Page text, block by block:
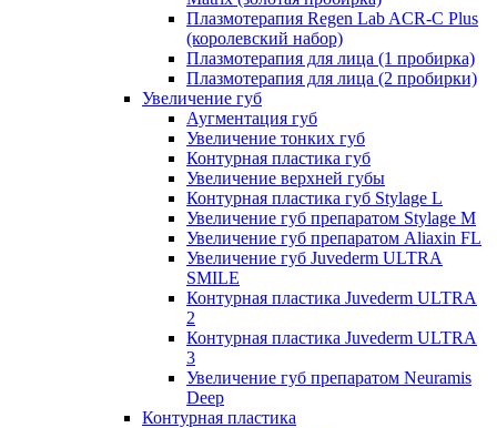
Плазмотерапия Regen Lab ACR-C Plus
(королевский набор)
Плазмотерапия для лица (1 пробирка)
Плазмотерапия для лица (2 пробирки)
Увеличение губ
Аугментация губ
Увеличение тонких губ
Контурная пластика губ
Увеличение верхней губы
Контурная пластика губ Stylage L
Увеличение губ препаратом Stylage M
Увеличение губ препаратом Aliaxin FL
Увеличение губ Juvederm ULTRA
SMILE
Контурная пластика Juvederm ULTRA
2
Контурная пластика Juvederm ULTRA
3
Увеличение губ препаратом Neuramis
Deep
Контурная пластика